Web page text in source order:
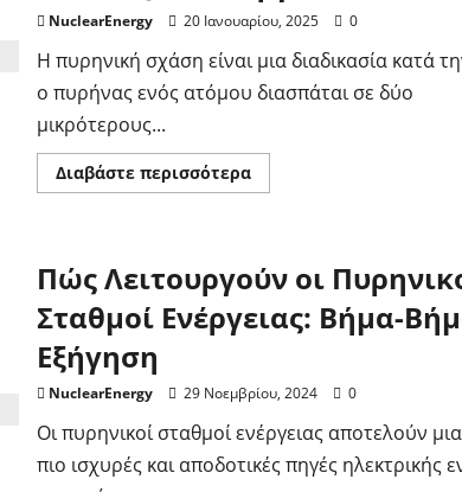
NuclearEnergy 20 Ιανουαρίου, 2025 0
Η πυρηνική σχάση είναι μια διαδικασία κατά
ο πυρήνας ενός ατόμου διασπάται σε δύο
μικρότερους...
Διαβάστε περισσότεραΔιαβάστε
περισσότερα
(Fission):
Τι
και
Πώς Λειτουργούν οι
Σταθμοί Ενέργειας: Βήμα-
Εξήγηση
NuclearEnergy 29 Νοεμβρίου, 2024 0
Οι πυρηνικοί σταθμοί ενέργειας αποτελούν
πιο ισχυρές και αποδοτικές πηγές ηλεκτρικής